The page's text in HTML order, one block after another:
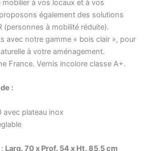
mobilier à vos locaux et à vos
également des solutions
(personnes à mobilité réduite).
avec notre gamme « bois clair », pour
à votre aménagement.
France. Vernis incolore classe A+.
:
avec plateau inox
: Larg. 70 x Prof. 54 x Ht. 85,5 cm